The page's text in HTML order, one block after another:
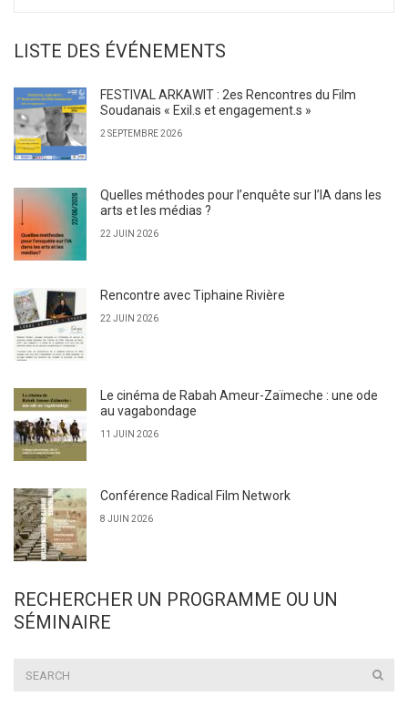
LISTE DES ÉVÉNEMENTS
FESTIVAL ARKAWIT : 2es Rencontres du Film
Soudanais « Exil.s et engagement.s »
2 SEPTEMBRE 2026
Quelles méthodes pour l’enquête sur l’IA dans les
arts et les médias ?
22 JUIN 2026
Rencontre avec Tiphaine Rivière
22 JUIN 2026
Le cinéma de Rabah Ameur-Zaïmeche : une ode
au vagabondage
11 JUIN 2026
Conférence Radical Film Network
8 JUIN 2026
RECHERCHER UN PROGRAMME OU UN
SÉMINAIRE